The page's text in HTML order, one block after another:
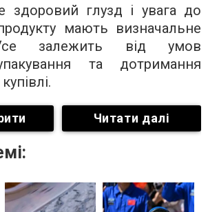
здоровий глузд і увага до
мають визначальне
залежить від умов
та дотримання
Читати далі